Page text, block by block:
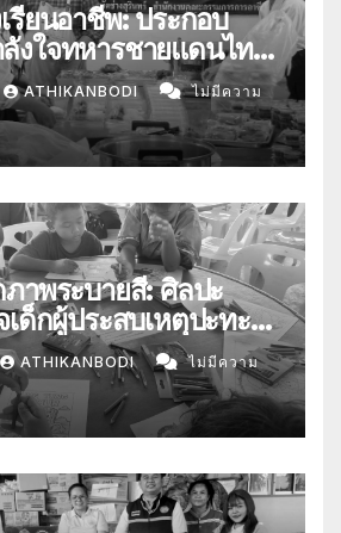
รียนอาชีพ: ประกอบ
งใจทหารชายแดนไทย-
ATHIKANBODI ไม่มีความ
าพระบายสี: ศิลปะ
เด็กผู้ประสบเหตุปะทะ
ATHIKANBODI ไม่มีความ